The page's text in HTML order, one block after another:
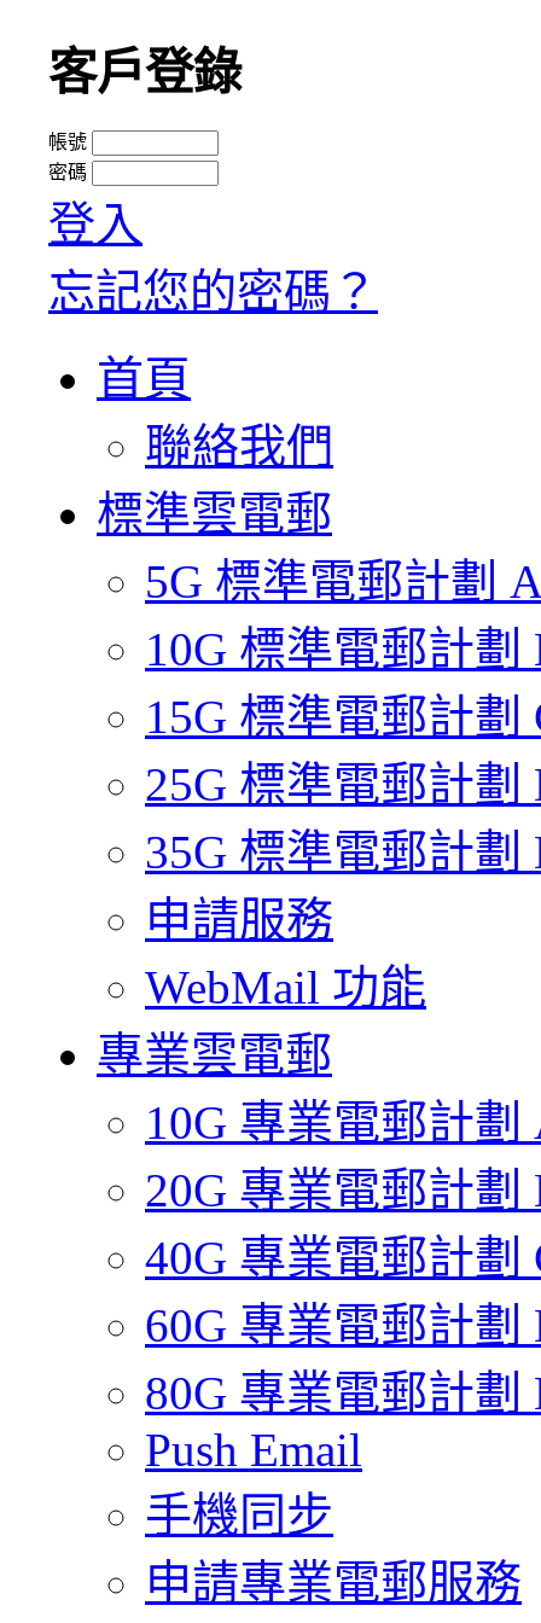
客戶登錄
帳號
密碼
登入
忘記您的密碼？
首頁
聯絡我們
標準雲電郵
5G 標準電郵計劃
10G 標準電郵計劃
15G 標準電郵計劃
25G 標準電郵計劃
35G 標準電郵計劃
申請服務
WebMail 功能
專業雲電郵
10G 專業電郵計劃
20G 專業電郵計劃
40G 專業電郵計劃
60G 專業電郵計劃
80G 專業電郵計劃
Push Email
手機同步
申請專業電郵服務